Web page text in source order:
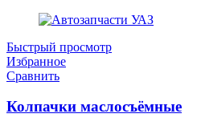
Быстрый просмотр
Избранное
Сравнить
Колпачки маслосъёмные